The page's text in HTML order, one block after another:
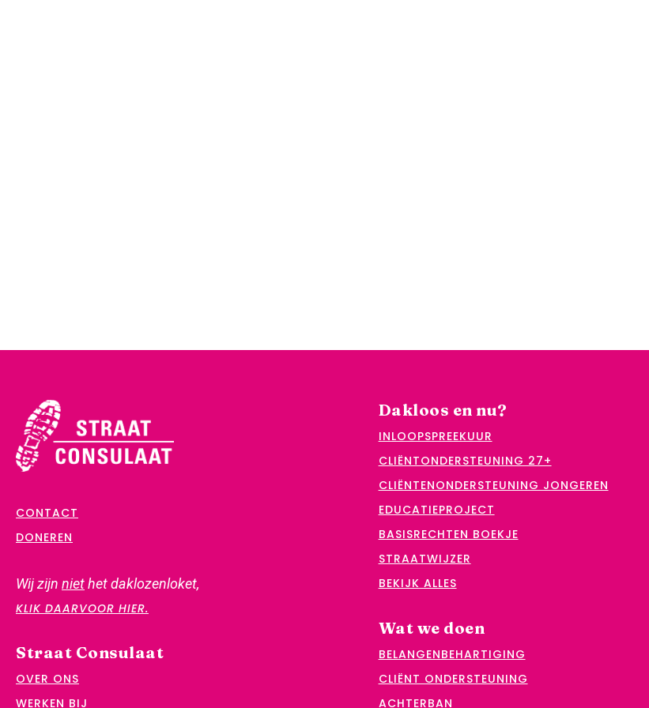
CONTACT
DONEREN
Wij zijn niethet daklozenloket,
KLIK DAARVOOR HIER.
Straat Consulaat
OVER ONS
WERKEN BIJ
Dakloos en nu?
INLOOPSPREEKUUR
CLIËNTONDERSTEUNING 27+
CLIËNTENONDERSTEUNING JONGEREN
EDUCATIEPROJECT
BASISRECHTEN BOEKJE
STRAATWIJZER
BEKIJK ALLES
Wat we doen
BELANGENBEHARTIGING
CLIËNT ONDERSTEUNING
ACHTERBAN